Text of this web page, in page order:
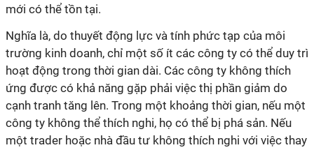
mới có thể tồn tại.
Nghĩa là, do thuyết động lực và tính phức tạp của môi
trường kinh doanh, chỉ một số ít các công ty có thể duy trì
hoạt động trong thời gian dài. Các công ty không thích
ứng được có khả năng gặp phải việc thị phần giảm do
cạnh tranh tăng lên. Trong một khoảng thời gian, nếu một
công ty không thể thích nghi, họ có thể bị phá sản. Nếu
một trader hoặc nhà đầu tư không thích nghi với việc thay